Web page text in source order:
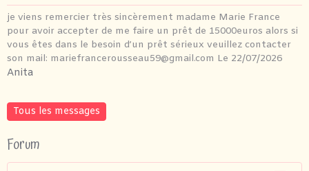
je viens remercier très sincèrement madame Marie France
pour avoir accepter de me faire un prêt de 15000euros alors si
vous êtes dans le besoin d’un prêt sérieux veuillez contacter
son mail: mariefrancerousseau59@gmail.com Le 22/07/2026
Anita
Tous les messages
Forum